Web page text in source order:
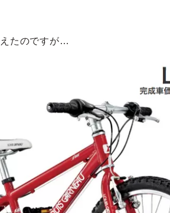
たのですが…